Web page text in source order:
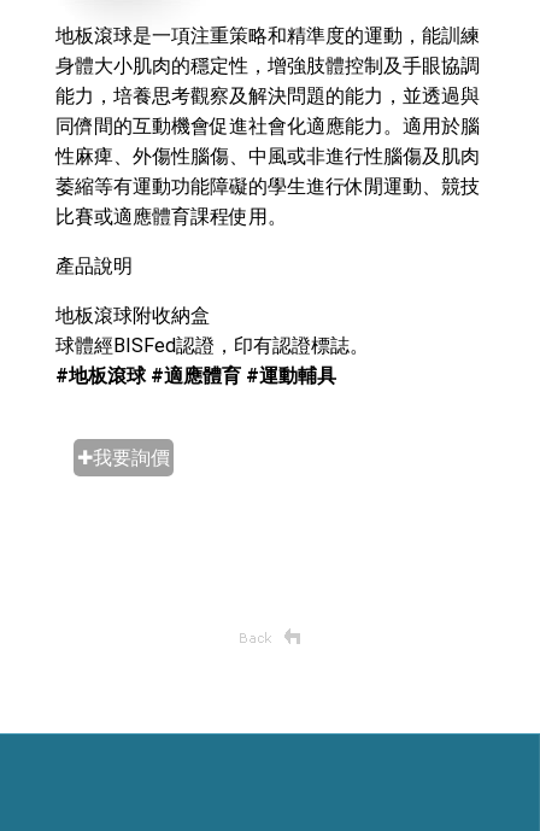
地板滾球是一項注重策略和精準度的運動，能訓練
身體大小肌肉的穩定性，增強肢體控制及手眼協調
能力，培養思考觀察及解決問題的能力，並透過與
同儕間的互動機會促進社會化適應能力。適用於腦
性麻痺、外傷性腦傷、中風或非進行性腦傷及肌肉
萎縮等有運動功能障礙的學生進行休閒運動、競技
比賽或適應體育課程使用。
產品說明
地板滾球附收納盒
球體經BISFed認證，印有認證標誌。
#地板滾球 #適應體育 #運動輔具
✚我要詢價